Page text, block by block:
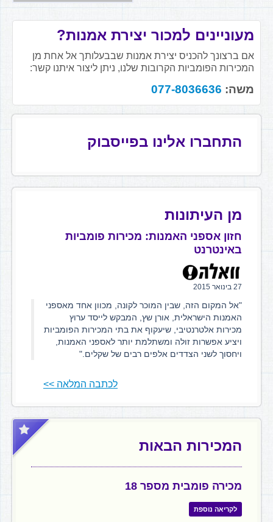
מעוניינים למכור יצירת אמנות?
אם ברצונך להכניס יצירת אמנות שבבעלותך אל אחת מן
המכירות הפומביות הקרובות שלנו, ניתן ליצור איתנו קשר:
משה: 077-8036636
התחברו אלינו בפייסבוק
מן העיתונות
חזון אספני האמנות: מכירות פומביות
באינטרנט
27 בינואר 2015
"אל המקום הזה, שבין המוכר לקונה, מכוון אחד מאספני
האמנות הישראלית, אורן שץ, המבקש לייסד ערוץ
מכירות אלטרנטיבי, שיעקוף את בתי המכירות הפומביות
ויציע אפשרות זולה ומשתלמת יותר לאספני האמנות,
ויחסוך לשני הצדדים אלפים רבים של שקלים."
לכתבה המלאה >>
המכירות הבאות
מכירה פומבית מספר 18
לקריאה נוספת